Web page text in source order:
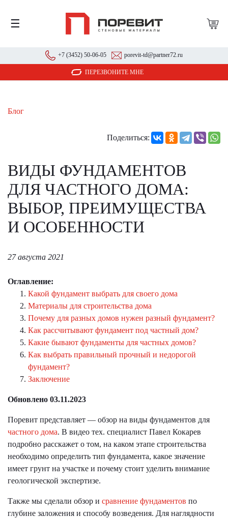
☰
+7 (3452) 50-06-05 porevit-td@partner72.ru
ПЕРЕЗВОНИТЕ МНЕ
Блог
Поделиться:
ВИДЫ ФУНДАМЕНТОВ
ДЛЯ ЧАСТНОГО ДОМА:
ВЫБОР, ПРЕИМУЩЕСТВА
И ОСОБЕННОСТИ
27 августа 2021
Оглавление:
Какой фундамент выбрать для своего дома
Материалы для строительства дома
Почему для разных домов нужен разный фундамент?
Как рассчитывают фундамент под частный дом?
Какие бывают фундаменты для частных домов?
Как выбрать правильный прочный и недорогой
фундамент?
Заключение
Обновлено 03.11.2023
Поревит представляет — обзор на виды фундаментов для
частного дома. В видео тех. специалист Павел Кокарев
подробно расскажет о том, на каком этапе строительства
необходимо определить тип фундамента, какое значение
имеет грунт на участке и почему стоит уделить внимание
геологической экспертизе.
Также мы сделали обзор и сравнение фундаментов по
глубине заложения и способу возведения. Для наглядности